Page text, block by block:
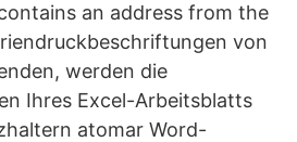
an address from the
von
werden die
Ihres Excel-Arbeitsblatts
atomar Word-